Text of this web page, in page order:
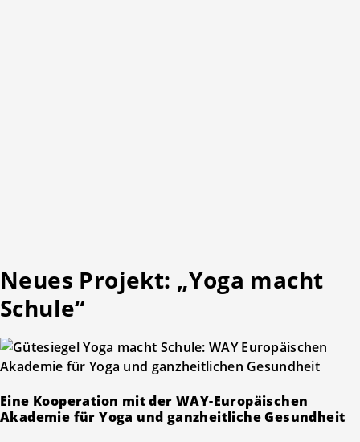
Neues Projekt: „Yoga macht
Schule“
Eine Kooperation mit der WAY-Europäischen
Akademie für Yoga und ganzheitliche Gesundheit